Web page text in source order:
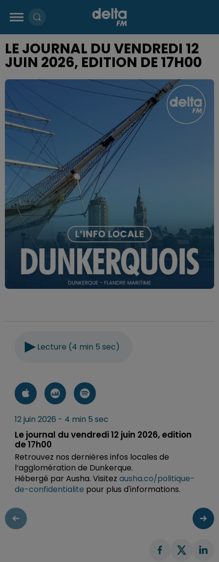
LE JOURNAL DU VENDREDI 12
JUIN 2026, EDITION DE 17H00
Lecture (4 min 5 sec)
12 juin 2026 - 4 min 5 sec
Le journal du vendredi 12 juin 2026, edition
de 17h00
Retrouvez nos dernières infos locales de
l’agglomération de Dunkerque.
Hébergé par Ausha. Visitez ausha.co/politique-
de-confidentialite pour plus d'informations.